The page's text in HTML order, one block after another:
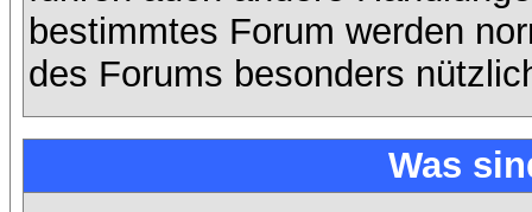
bestimmtes Forum werden
des Forums besonders
Was